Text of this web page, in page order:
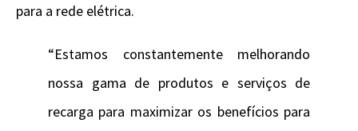
para a rede elétrica.
“Estamos constantemente melhorando
nossa gama de produtos e serviços de
recarga para maximizar os benefícios para